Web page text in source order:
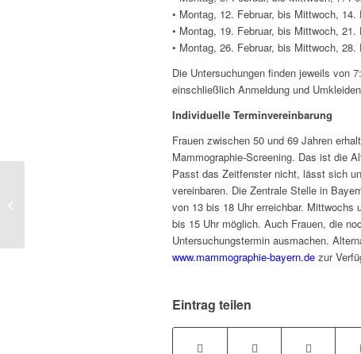
• Montag, 12. Februar, bis Mittwoch, 14.
• Montag, 19. Februar, bis Mittwoch, 21.
• Montag, 26. Februar, bis Mittwoch, 28.
Die Untersuchungen finden jeweils von
einschließlich Anmeldung und
Individuelle Terminvereinbarung
Frauen zwischen 50 und 69 Jahren
Mammographie-Screening. Das ist die
Passt das Zeitfenster nicht, lässt sich
vereinbaren. Die Zentrale Stelle in
von 13 bis 18 Uhr erreichbar. Mittwochs
bis 15 Uhr möglich. Auch Frauen, die
Untersuchungstermin ausmachen.
www.mammographie-bayern.de zur
Eintrag teilen